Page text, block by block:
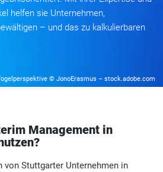
© JonoErasmus – stock.adobe.com
helfen sie Unternehmen,
– und das zu kalkulierbaren
Management in
von Stuttgarter Unternehmen in